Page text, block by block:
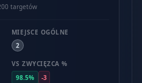
targetów
MIEJSCE OGÓLNE
2
VS ZWYCIĘZCA %
98.5%
-3